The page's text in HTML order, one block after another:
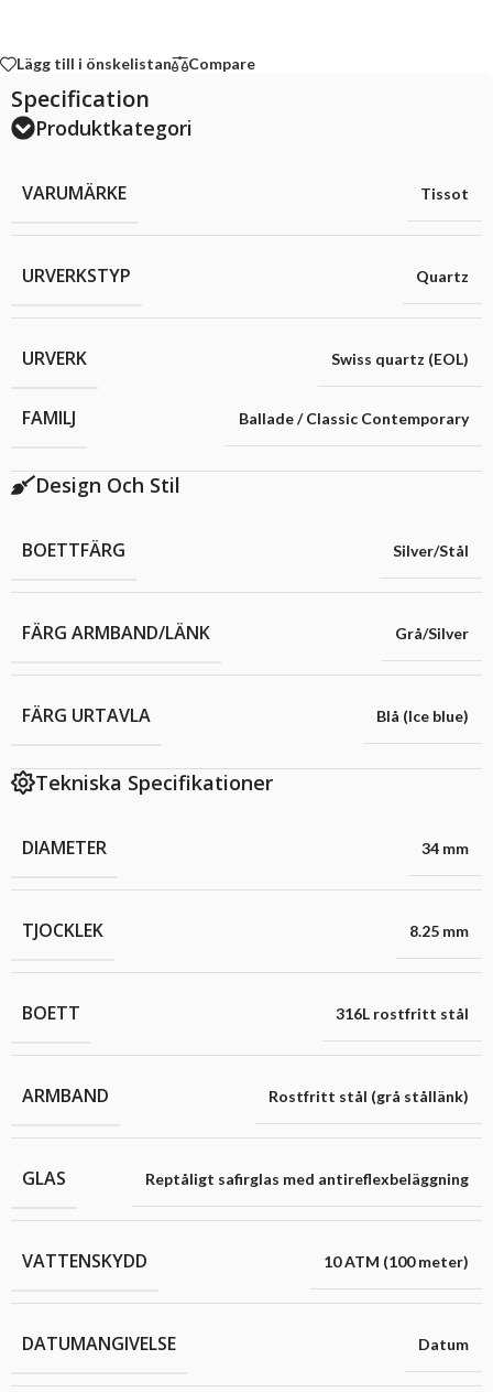
Lägg till i önskelistan Compare
Specification
Produktkategori
VARUMÄRKE Tissot
URVERKSTYP Quartz
URVERK Swiss quartz (EOL)
FAMILJ Ballade / Classic Contemporary
Design Och Stil
BOETTFÄRG Silver/Stål
FÄRG ARMBAND/LÄNK Grå/Silver
FÄRG URTAVLA Blå (Ice blue)
Tekniska Specifikationer
DIAMETER 34 mm
TJOCKLEK 8.25 mm
BOETT 316L rostfritt stål
ARMBAND Rostfritt stål (grå stållänk)
GLAS Reptåligt safirglas med antireflexbeläggning
VATTENSKYDD 10 ATM (100 meter)
DATUMANGIVELSE Datum